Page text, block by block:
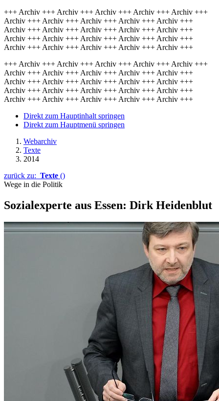
+++ Archiv +++ Archiv +++ Archiv +++ Archiv +++ Archiv +++
Archiv +++ Archiv +++ Archiv +++ Archiv +++ Archiv +++
Archiv +++ Archiv +++ Archiv +++ Archiv +++ Archiv +++
Archiv +++ Archiv +++ Archiv +++ Archiv +++ Archiv +++
Archiv +++ Archiv +++ Archiv +++ Archiv +++ Archiv +++
+++ Archiv +++ Archiv +++ Archiv +++ Archiv +++ Archiv +++
Archiv +++ Archiv +++ Archiv +++ Archiv +++ Archiv +++
Archiv +++ Archiv +++ Archiv +++ Archiv +++ Archiv +++
Archiv +++ Archiv +++ Archiv +++ Archiv +++ Archiv +++
Archiv +++ Archiv +++ Archiv +++ Archiv +++ Archiv +++
Direkt zum Hauptinhalt springen
Direkt zum Hauptmenü springen
Webarchiv
Texte
2014
zurück zu: Texte ()
Wege in die Politik
Sozialexperte aus Essen: Dirk Heidenblut